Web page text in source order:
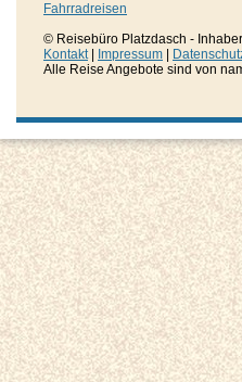
Fahrradreisen
© Reisebüro Platzdasch -
Kontakt| Impressum
Alle Reise Angebote sind von